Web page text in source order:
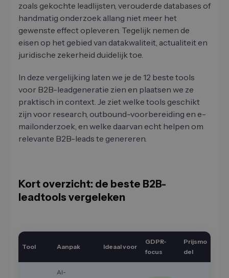
zoals gekochte leadlijsten, verouderde databases of
handmatig onderzoek allang niet meer het
gewenste effect opleveren. Tegelijk nemen de
eisen op het gebied van datakwaliteit, actualiteit en
juridische zekerheid duidelijk toe.
In deze vergelijking laten we je de 12 beste tools
voor B2B-leadgeneratie zien en plaatsen we ze
praktisch in context. Je ziet welke tools geschikt
zijn voor research, outbound-voorbereiding en e-
mailonderzoek, en welke daarvan echt helpen om
relevante B2B-leads te genereren.
Kort overzicht: de beste B2B-
leadtools vergeleken
Tool Aanpak Ideaal voor
GDPR-
focus
Prijsmo
del
AI-